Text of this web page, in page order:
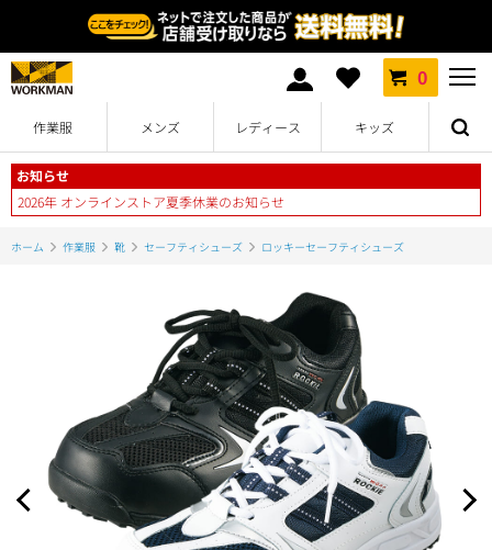
0
作業服 メンズ レディース キッズ
お知らせ
2026年 オンラインストア夏季休業のお知らせ
ホーム 作業服 靴 セーフティシューズ ロッキーセーフティシューズ